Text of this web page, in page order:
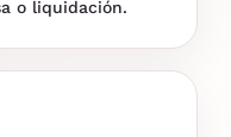
o liquidación.